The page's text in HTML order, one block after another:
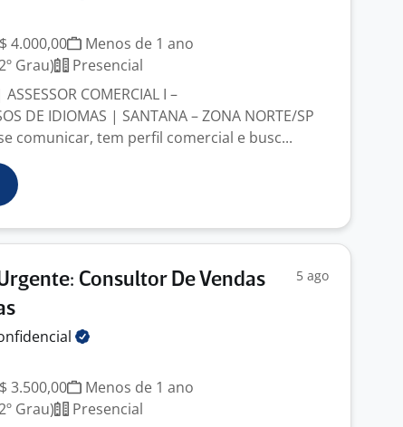
4.000,00
Menos de 1 ano
Grau)
Presencial
COMERCIAL I –
DE IDIOMAS | SANTANA – ZONA NORTE/SP
comunicar, tem perfil comercial e busc...
Consultor De Vendas
5 ago
3.500,00
Menos de 1 ano
Grau)
Presencial